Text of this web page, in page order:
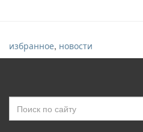
избранное, новости